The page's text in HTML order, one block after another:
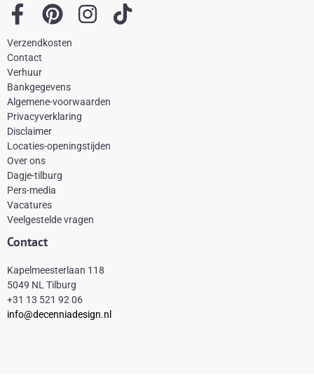
F
a
c
e
b
o
o
k
-
f
P
i
e
r
e
t
I
a
r
T
Verzendkosten
Contact
Verhuur
Bankgegevens
Algemene-voorwaarden
Privacyverklaring
Disclaimer
Locaties-openingstijden
Over ons
Dagje-tilburg
Pers-media
Vacatures
Veelgestelde vragen
Contact
Kapelmeesterlaan 118
5049 NL Tilburg
+31 13 521 92 06
info@decenniadesign.nl